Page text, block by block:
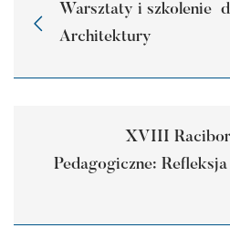
Warsztaty i szkolenie
Architektury
XVIII
Pedagogiczne: